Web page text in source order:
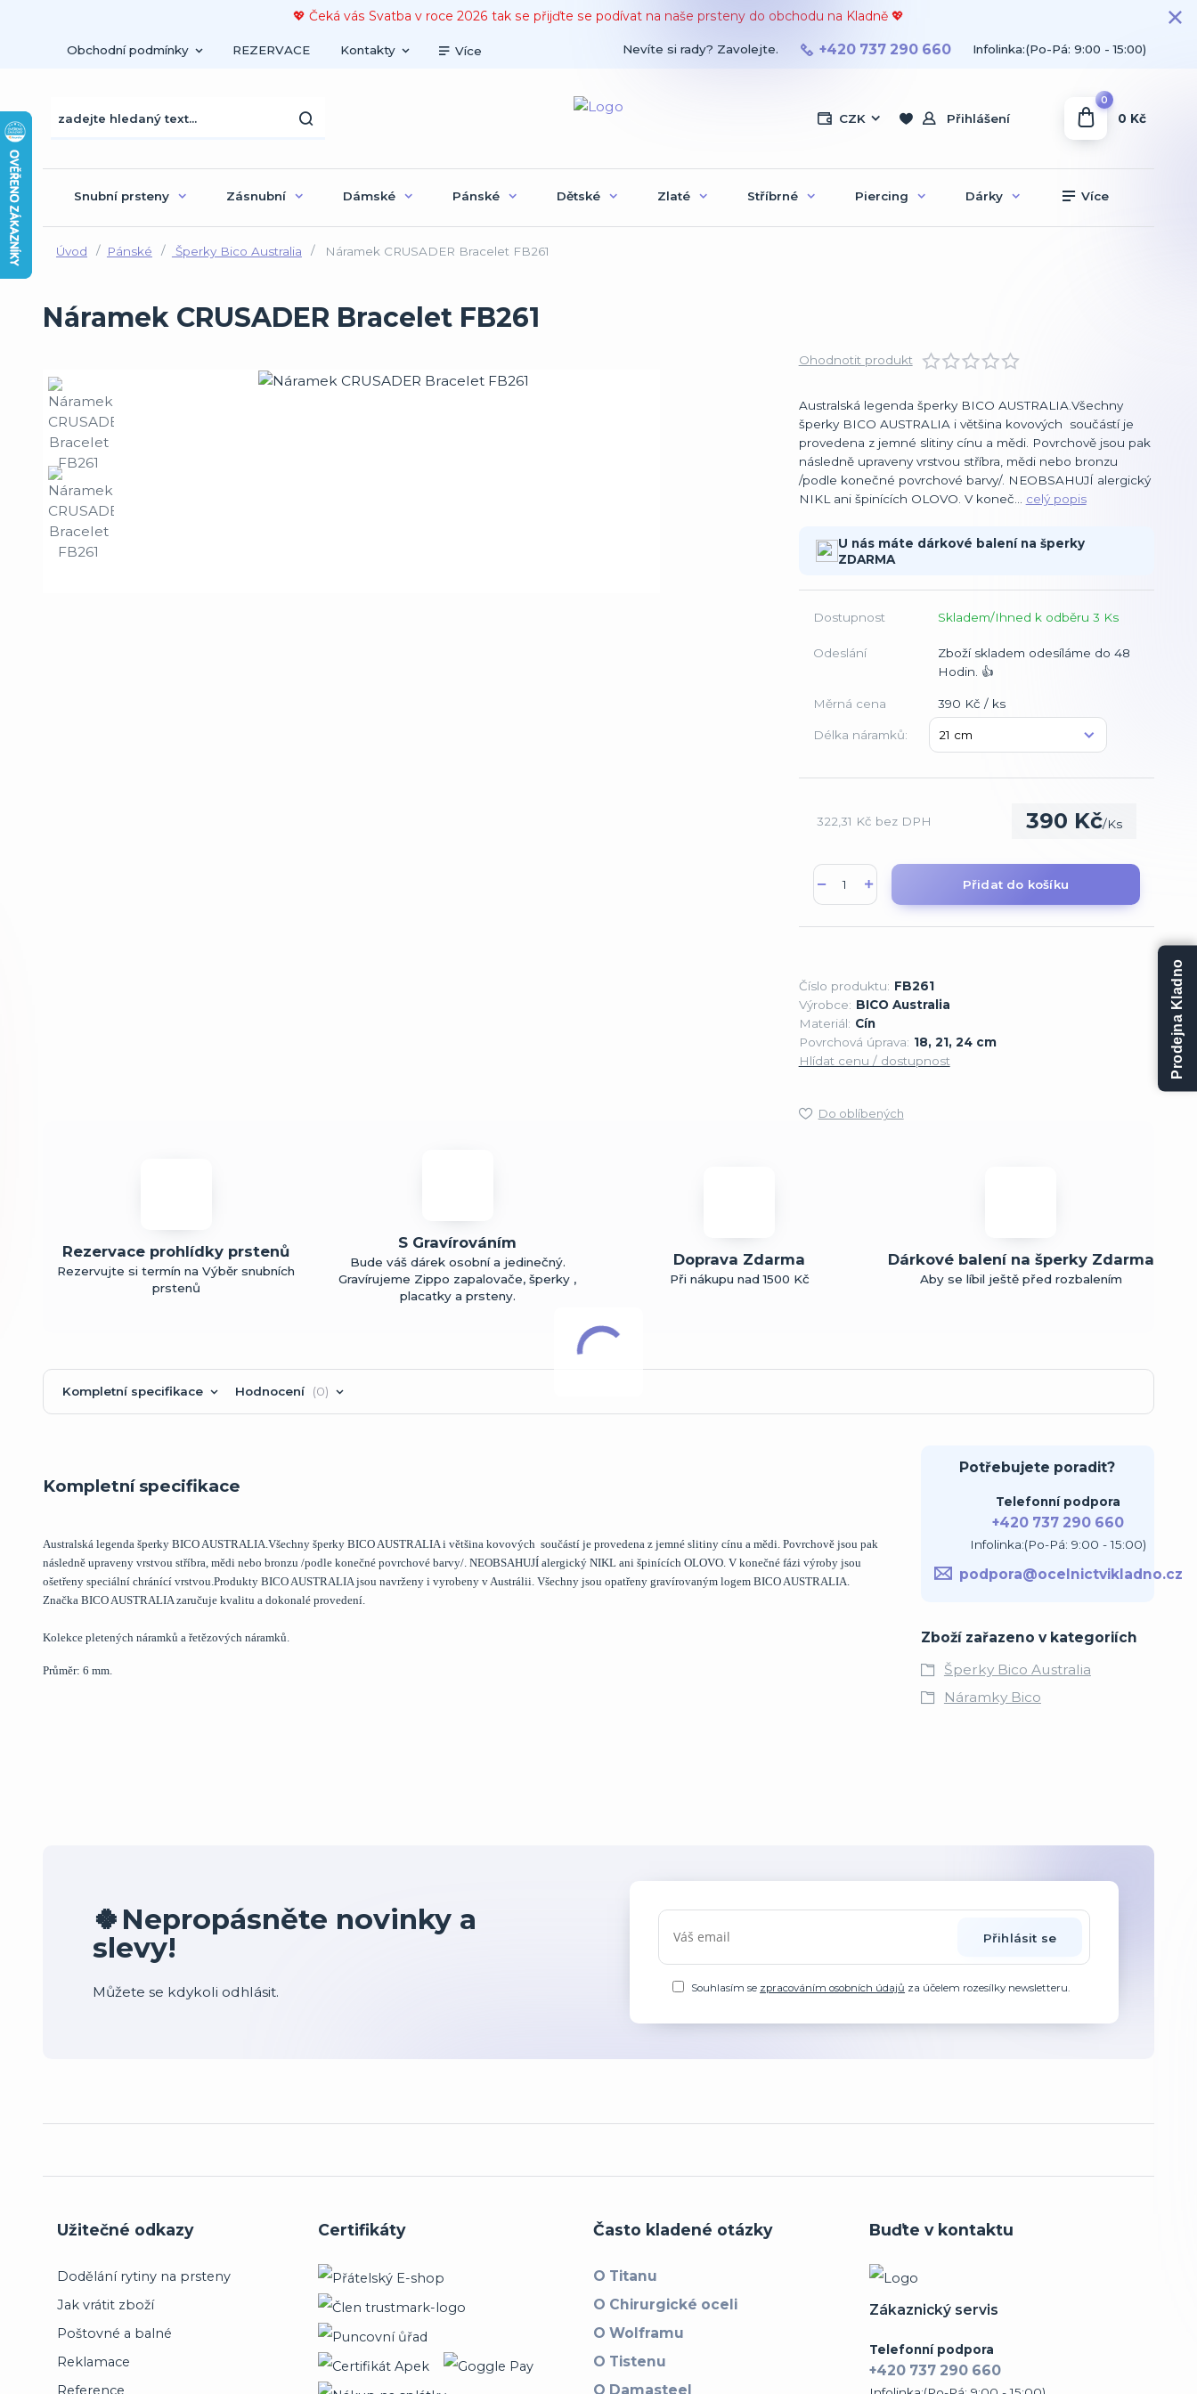
💖 Čeká vás Svatba v roce 2026 tak se přijďte se podívat na naše prsteny do obchodu na Kladně 💖
Obchodní podmínky REZERVACE Kontakty Více
CZK Přihlášení
Nevíte si rady? Zavolejte. +420 737 290 660 Infolinka:(Po-Pá: 9:00 - 15:00)
0
0 Kč
Snubní prsteny Zásnubní Dámské Pánské Dětské Zlaté Stříbrné Piercing Dárky Více
Úvod Pánské Šperky Bico Australia Náramek CRUSADER Bracelet FB261
Náramek CRUSADER Bracelet FB261
Ohodnotit produkt
Australská legenda šperky BICO AUSTRALIA.Všechny
šperky BICO AUSTRALIA i většina kovových součástí je
provedena z jemné slitiny cínu a mědi. Povrchově jsou pak
následně upraveny vrstvou stříbra, mědi nebo bronzu
/podle konečné povrchové barvy/. NEOBSAHUJÍ alergický
NIKL ani špinících OLOVO. V koneč... celý popis
U nás máte dárkové balení na šperky
ZDARMA
Dostupnost Skladem/Ihned k odběru 3 Ks
Odeslání
Zboží skladem odesíláme do 48
Hodin. 👍
Měrná cena 390 Kč / ks
Délka náramků:
390 Kč/Ks
322,31 Kč bez DPH
Přidat do košíku
Číslo produktu: FB261
Výrobce: BICO Australia
Materiál: Cín
Povrchová úprava: 18, 21, 24 cm
Hlídat cenu / dostupnost
Do oblíbených
Rezervace prohlídky prstenů
Rezervujte si termín na Výběr snubních
prstenů
S Gravírováním
Bude váš dárek osobní a jedinečný.
Gravírujeme Zippo zapalovače, šperky ,
placatky a prsteny.
Doprava Zdarma
Při nákupu nad 1500 Kč
Dárkové balení na šperky Zdarma
Aby se líbil ještě před rozbalením
Kompletní specifikace Hodnocení 0
Kompletní specifikace
Australská legenda šperky BICO AUSTRALIA.Všechny šperky BICO AUSTRALIA i většina kovových součástí je provedena z jemné slitiny cínu a mědi. Povrchově jsou pak
následně upraveny vrstvou stříbra, mědi nebo bronzu /podle konečné povrchové barvy/. NEOBSAHUJÍ alergický NIKL ani špinících OLOVO. V konečné fázi výroby jsou
ošetřeny speciální chránící vrstvou.Produkty BICO AUSTRALIA jsou navrženy i vyrobeny v Austrálii. Všechny jsou opatřeny gravírovaným logem BICO AUSTRALIA.
Značka BICO AUSTRALIA zaručuje kvalitu a dokonalé provedení.
Kolekce pletených náramků a řetězových náramků.
Průměr: 6 mm.
Potřebujete poradit?
Telefonní podpora
+420 737 290 660
Infolinka:(Po-Pá: 9:00 - 15:00)
podpora@ocelnictvikladno.cz
Zboží zařazeno v kategoriích
Šperky Bico Australia
Náramky Bico
🍀Nepropásněte novinky a
slevy!
Můžete se kdykoli odhlásit.
Přihlásit se
Souhlasím se zpracováním osobních údajů za účelem rozesílky newsletteru.
Prodejna Kladno
Užitečné odkazy
Dodělání rytiny na prsteny
Jak vrátit zboží
Poštovné a balné
Reklamace
Reference
Certifikáty Často kladené otázky
O Titanu
O Chirurgické oceli
O Wolframu
O Tistenu
O Damasteel
Buďte v kontaktu
Zákaznický servis
Telefonní podpora
+420 737 290 660